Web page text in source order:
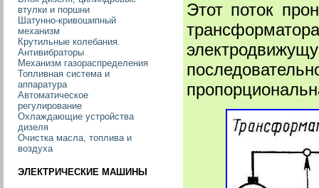
Этот поток
втулки и поршни
Шатунно-кривошипный
механизм
Крутильные колебания.
Антивибраторы
Механизм газораспределения
Топливная система и
аппаратура
Автоматическое
регулирование
Охлаждающие устройства
дизеля
Очистка масла, топлива и
воздуха
ЭЛЕКТРИЧЕСКИЕ МАШИНЫ